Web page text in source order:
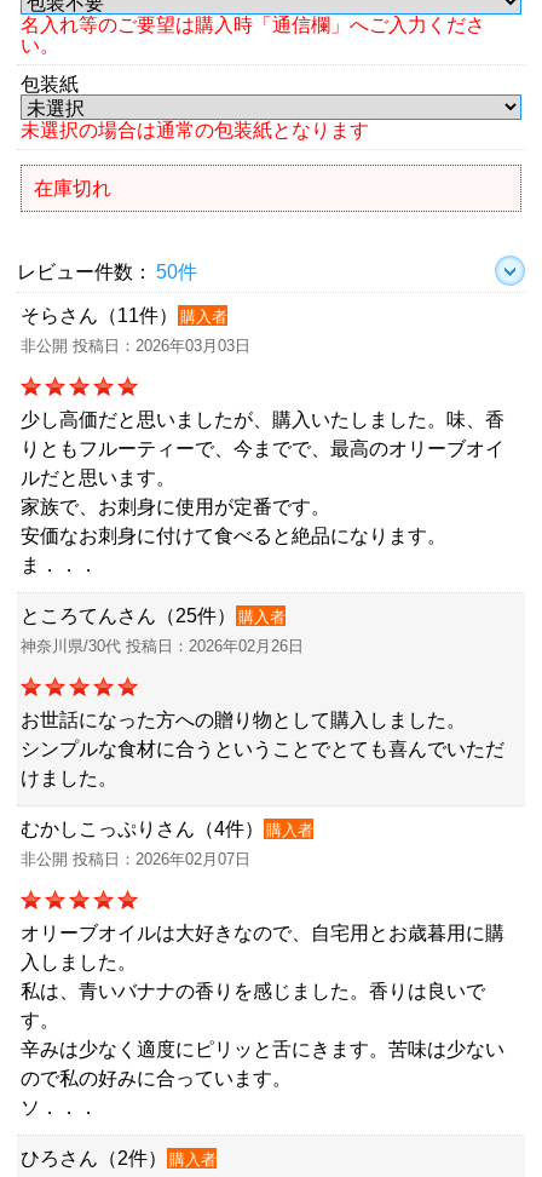
名入れ等のご要望は購入時「通信欄」へご入力くださ
い。
包装紙
未選択の場合は通常の包装紙となります
在庫切れ
レビュー件数： 50件
そらさん（11件）
購入者
非公開 投稿日：2026年03月03日
少し高価だと思いましたが、購入いたしました。味、香
りともフルーティーで、今までで、最高のオリーブオイ
ルだと思います。
家族で、お刺身に使用が定番です。
安価なお刺身に付けて食べると絶品になります。
ま．．．
ところてんさん（25件）
購入者
神奈川県/30代 投稿日：2026年02月26日
お世話になった方への贈り物として購入しました。
シンプルな食材に合うということでとても喜んでいただ
けました。
むかしこっぷりさん（4件）
購入者
非公開 投稿日：2026年02月07日
オリーブオイルは大好きなので、自宅用とお歳暮用に購
入しました。
私は、青いバナナの香りを感じました。香りは良いで
す。
辛みは少なく適度にピリッと舌にきます。苦味は少ない
ので私の好みに合っています。
ソ．．．
ひろさん（2件）
購入者